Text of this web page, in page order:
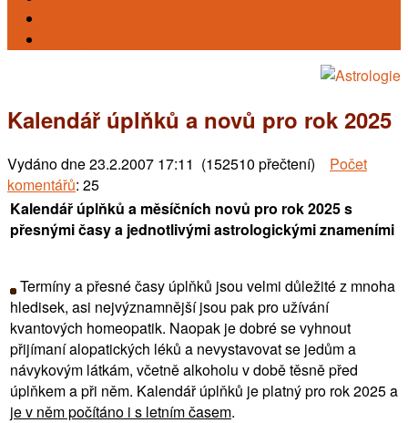
Kalendář úplňků a novů pro rok 2025
Vydáno dne23.2.2007 17:11 (152510 přečtení) Počet
komentářů: 25
Kalendář úplňků a měsíčních novů pro rok 2025 s
přesnými časy a jednotlivými astrologickými znameními
Termíny a přesné časy úplňků jsou velmi důležité z mnoha
hledisek, asi nejvýznamnější jsou pak pro užívání
kvantových homeopatik. Naopak je dobré se vyhnout
přijímaní alopatických léků a nevystavovat se jedům a
návykovým látkám, včetně alkoholu v době těsně před
úplňkem a při něm. Kalendář úplňků je platný pro rok 2025 a
je v něm počítáno i s letním časem.